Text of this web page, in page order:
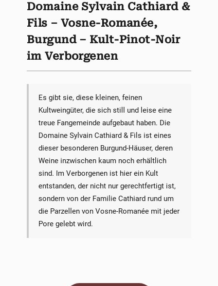
Domaine Sylvain Cathiard &
Fils – Vosne-Romanée,
Burgund – Kult-Pinot-Noir
im Verborgenen
Es gibt sie, diese kleinen, feinen
Kultweingüter, die sich still und leise eine
treue Fangemeinde aufgebaut haben. Die
Domaine Sylvain Cathiard & Fils ist eines
dieser besonderen Burgund-Häuser, deren
Weine inzwischen kaum noch erhältlich
sind. Im Verborgenen ist hier ein Kult
entstanden, der nicht nur gerechtfertigt ist,
sondern von der Familie Cathiard rund um
die Parzellen von Vosne-Romanée mit jeder
Pore gelebt wird.